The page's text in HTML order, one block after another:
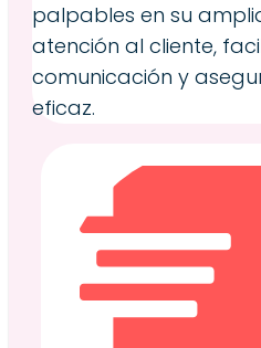
palpables en su
atención al cliente,
comunicación y
eficaz.